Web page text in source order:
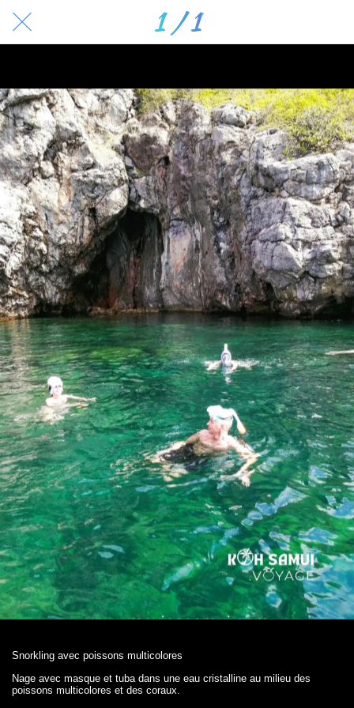
1 / 1
Snorkling avec poissons multicolores
Nage avec masque et tuba dans une eau cristalline au milieu des
poissons multicolores et des coraux.